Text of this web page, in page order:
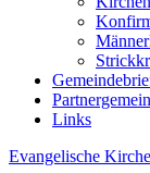
Links
Evangelische